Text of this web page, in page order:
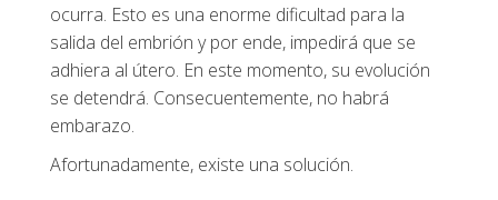
ocurra. Esto es una enorme dificultad para la
salida del embrión y por ende, impedirá que se
adhiera al útero. En este momento, su evolución
se detendrá. Consecuentemente, no habrá
embarazo.
Afortunadamente, existe una solución.